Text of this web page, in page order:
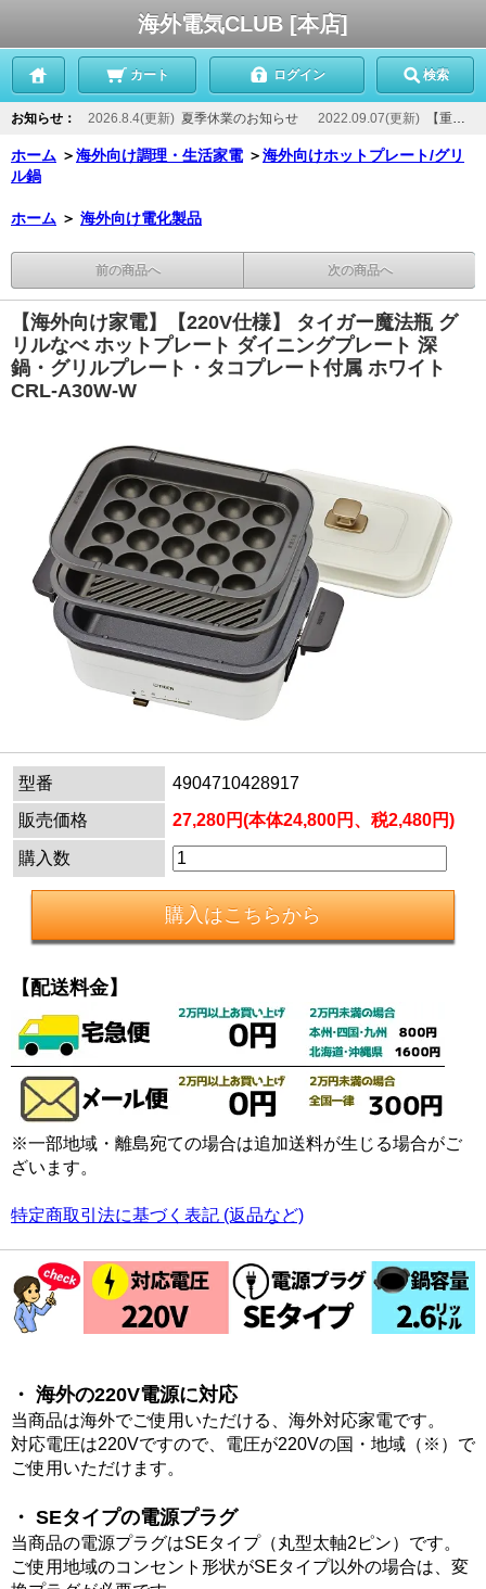
海外電気CLUB [本店]
カート ログイン 検索
お知らせ： 2026.8.4(更新) 夏季休業のお知らせ 2022.09.07(更新) 【重要】当店からのメールが届かないお客様へ
ホーム ＞海外向け調理・生活家電 ＞海外向けホットプレート/グリ
ル鍋
ホーム ＞ 海外向け電化製品
前の商品へ 次の商品へ
【海外向け家電】【220V仕様】 タイガー魔法瓶 グ
リルなべ ホットプレート ダイニングプレート 深
鍋・グリルプレート・タコプレート付属 ホワイト
CRL-A30W-W
型番
4904710428917
販売価格
27,280円(本体24,800円、税2,480円)
購入数
【配送料金】
※一部地域・離島宛ての場合は追加送料が生じる場合がご
ざいます。
特定商取引法に基づく表記 (返品など)
・ 海外の220V電源に対応
当商品は海外でご使用いただける、海外対応家電です。
対応電圧は220Vですので、電圧が220Vの国・地域（※）で
ご使用いただけます。
・ SEタイプの電源プラグ
当商品の電源プラグはSEタイプ（丸型太軸2ピン）です。
ご使用地域のコンセント形状がSEタイプ以外の場合は、変